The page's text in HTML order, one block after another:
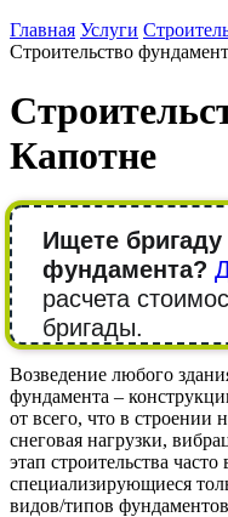
Главная Услуги
Строительство
Капотне
Ищете бригаду
фундамента?
расчета
бригады.
Возведение любого
фундамента –
от всего, что в строении
снеговая нагрузки,
этап строительства
специализирующиеся
видов/типов